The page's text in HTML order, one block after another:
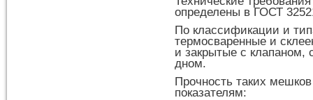
определены в ГОСТ
По классификации и
термосваренные и
и закрытые с
дном.
Прочность таких
показателям: